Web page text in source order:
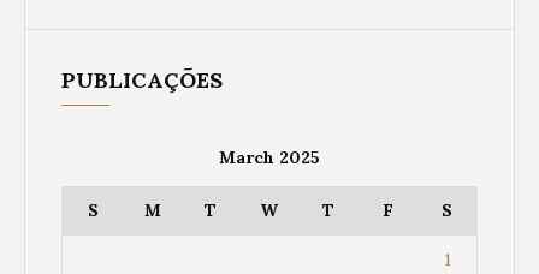
PUBLICAÇÕES
March 2025
S M T W T F S
1